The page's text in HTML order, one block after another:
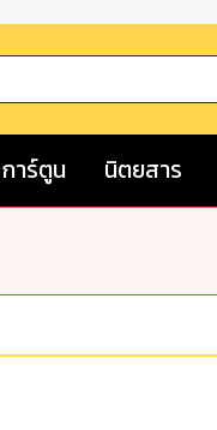
การ์ตูน นิตยสาร